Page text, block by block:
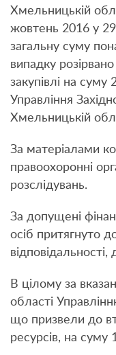
Хмельницькій
жовтень 2016 у 29
загальну суму
випадку
закупівлі на
Управління
Хмельницькій
За матеріалами
правоохоронні
розслідувань.
За допущені
осіб притягнуто
В цілому за
області
що призвели до
ресурсів, на суму